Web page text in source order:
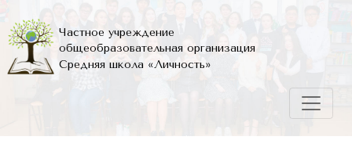
Частное учреждение
общеобразовательная организация
Средняя школа «Личность»